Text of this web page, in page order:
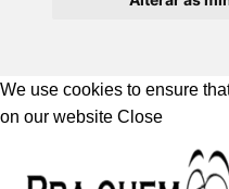
We use cookies to ensure
on our website Close